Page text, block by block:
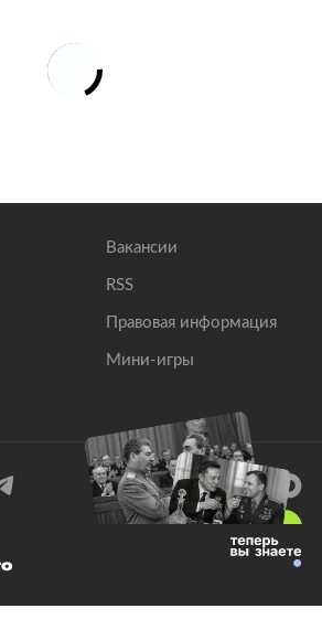
Вакансии
RSS
Правовая информация
Мини-игры
Все права защищены.